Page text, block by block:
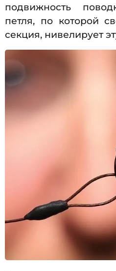
подвижность
петля, по которой
секция, нивелирует